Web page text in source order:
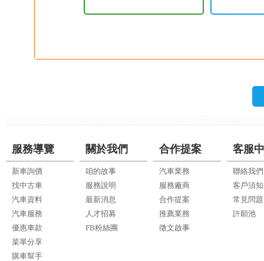
服務導覽
新車詢價
找中古車
汽車資料
汽車服務
優惠車款
菜單分享
購車幫手
關於我們
咱的故事
服務說明
最新消息
人才招募
FB粉絲團
合作提案
汽車業務
服務廠商
合作提案
推薦業務
徵文啟事
客服
聯絡我們
客戶須知
常見問題
許願池